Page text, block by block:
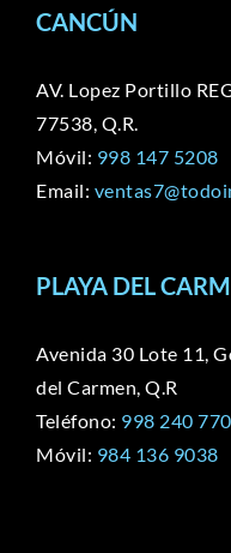
CANCÚN
AV. Lopez Portillo
77538, Q.R.
Móvil: 998 147 5208
Email:
PLAYA DEL
Avenida 30 Lote 11,
del Carmen, Q.R
Teléfono: 998 240
Móvil: 984 136 9038